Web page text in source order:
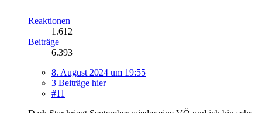
Reaktionen
1.612
Beiträge
6.393
8. August 2024 um 19:55
3 Beiträge hier
#11